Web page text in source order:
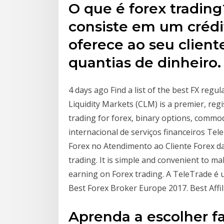
O que é forex
consiste em um
oferece ao seu
quantias de dinheiro.
4 days ago Find a list of the best FX
Liquidity Markets (CLM) is a premier,
trading for forex, binary options,
internacional de serviços financeiros
Forex no Atendimento ao Cliente Forex
trading. It is simple and convenient to
earning on Forex trading. A TeleTrade é
Best Forex Broker Europe 2017. Best
Aprenda a escolher